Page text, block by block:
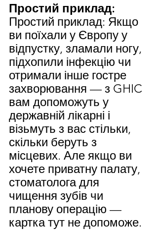
Простий приклад:
Простий приклад: Якщо
ви поїхали у Європу у
відпустку, зламали ногу,
підхопили інфекцію чи
отримали інше гостре
захворювання — з GHIC
вам допоможуть у
державній лікарні і
візьмуть з вас стільки,
скільки беруть з
місцевих. Але якщо ви
хочете приватну палату,
стоматолога для
чищення зубів чи
планову операцію —
картка тут не допоможе.